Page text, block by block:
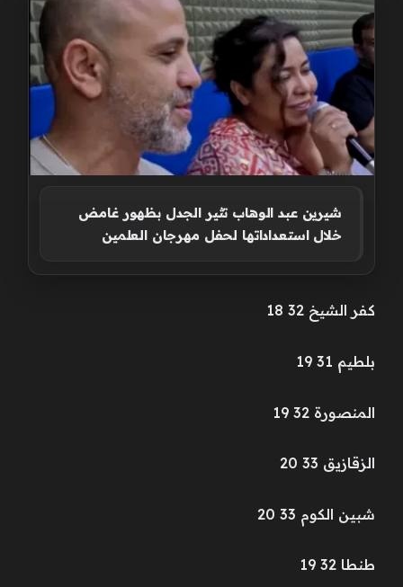
شيرين عبد الوهاب تثير الجدل بظهور غامض
خلال استعداداتها لحفل مهرجان العلمين
كفر الشيخ 32 18
بلطيم 31 19
المنصورة 32 19
الزقازيق 33 20
شبين الكوم 33 20
طنطا 32 19